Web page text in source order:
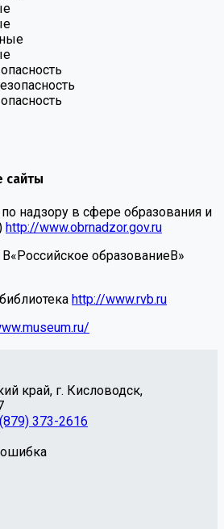
сайты
надзору в сфере образования и
http://www.obrnadzor.gov.ru
образованиеВ»
http://www.rvb.ru
край, г. Кисловодск,
373-2616
ошибка